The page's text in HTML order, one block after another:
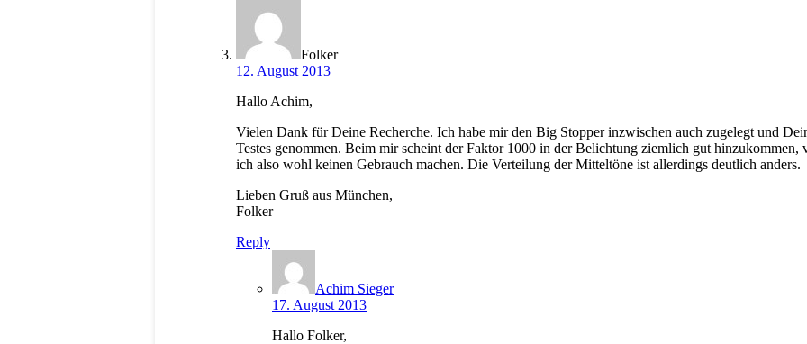
Folker
12. August 2013
Hallo Achim,
Vielen Dank für Deine Recherche. Ich habe mir den Big Stopper inzwischen auch zugelegt und
Testes genommen. Beim mir scheint der Faktor 1000 in der Belichtung ziemlich gut hinzukommen,
ich also wohl keinen Gebrauch machen. Die Verteilung der Mitteltöne ist allerdings deutlich anders.
Lieben Gruß aus München,
Folker
Reply
Achim Sieger
17. August 2013
Hallo Folker,